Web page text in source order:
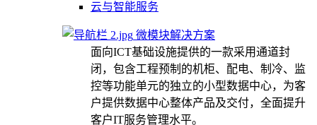
云与智能服务
微模块解决方案
面向ICT基础设施提供的一款采用通道封
闭，包含工程预制的机柜、配电、制冷、监
控等功能单元的独立的小型数据中心，为客
户提供数据中心整体产品及交付，全面提升
客户IT服务管理水平。